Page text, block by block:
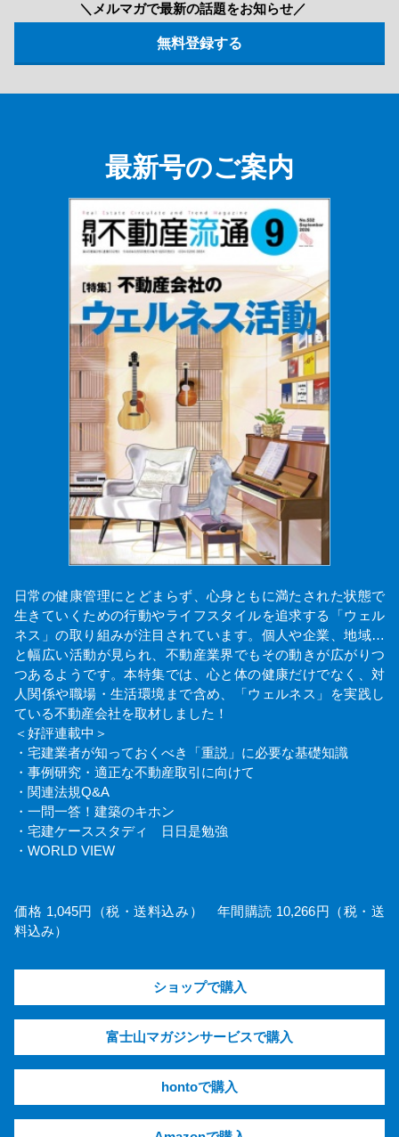
＼メルマガで最新の話題をお知らせ／
最新号のご案内
日常の健康管理にとどまらず、心身ともに満たされた状態で
生きていくための行動やライフスタイルを追求する「ウェル
ネス」の取り組みが注目されています。個人や企業、地域…
と幅広い活動が見られ、不動産業界でもその動きが広がりつ
つあるようです。本特集では、心と体の健康だけでなく、対
人関係や職場・生活環境まで含め、「ウェルネス」を実践し
ている不動産会社を取材しました！
＜好評連載中＞
・宅建業者が知っておくべき「重説」に必要な基礎知識
・事例研究・適正な不動産取引に向けて
・関連法規Q&A
・一問一答！建築のキホン
・宅建ケーススタディ 日日是勉強
・WORLD VIEW
価格 1,045円（税・送料込み） 年間購読 10,266円（税・送
料込み）
ショップで購入
富士山マガジンサービスで購入
hontoで購入